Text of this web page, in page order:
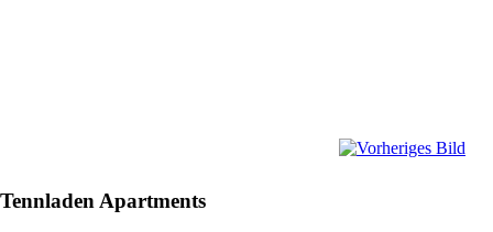
Tennladen Apartments